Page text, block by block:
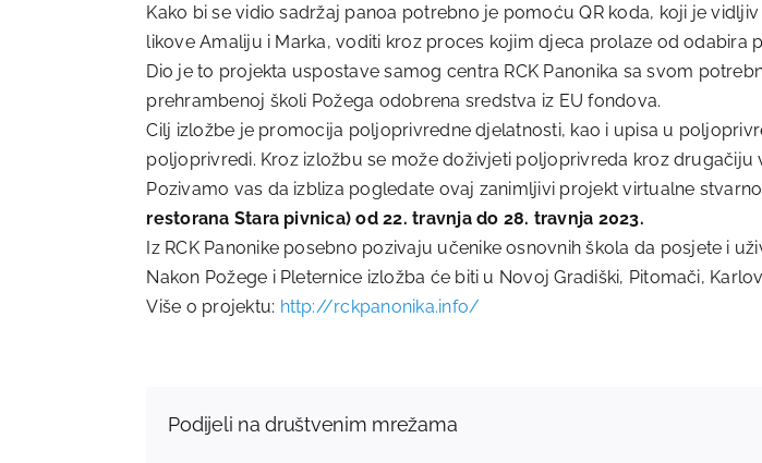
Kako bi se vidio sadržaj panoa potrebno je pomoću QR koda, koji je
likove Amaliju i Marka, voditi kroz proces kojim djeca prolaze od odabira
Dio je to projekta uspostave samog centra RCK Panonika sa svom
prehrambenoj školi Požega odobrena sredstva iz EU fondova.
Cilj izložbe je promocija poljoprivredne djelatnosti, kao i upisa u
poljoprivredi. Kroz izložbu se može doživjeti poljoprivreda kroz drugačiju
Pozivamo vas da izbliza pogledate ovaj zanimljivi projekt virtualne
restorana Stara pivnica) od 22. travnja do 28. travnja 2023.
Iz RCK Panonike posebno pozivaju učenike osnovnih škola da posjete i
Nakon Požege i Pleternice izložba će biti u Novoj Gradiški, Pitomači,
Više o projektu: http://rckpanonika.info/
Podijeli na društvenim mrežama